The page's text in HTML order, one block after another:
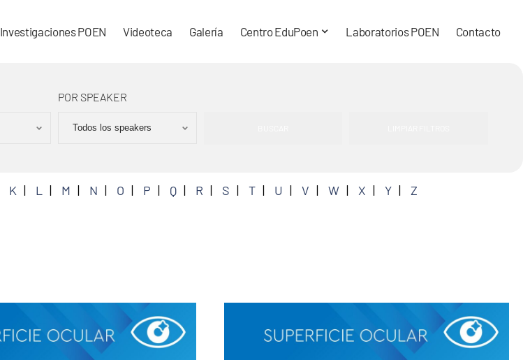
Investigaciones POEN Videoteca Galería Centro EduPoen Laboratorios POEN Contacto
POR SPEAKER
K L M N O P Q R S T U V W X Y Z